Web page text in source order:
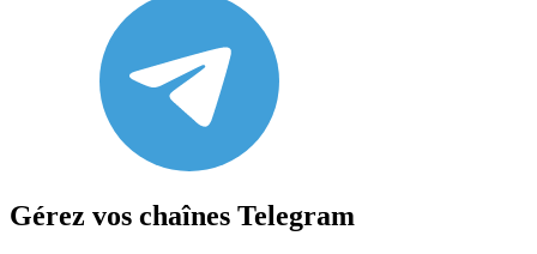
Gérez vos chaînes Telegram